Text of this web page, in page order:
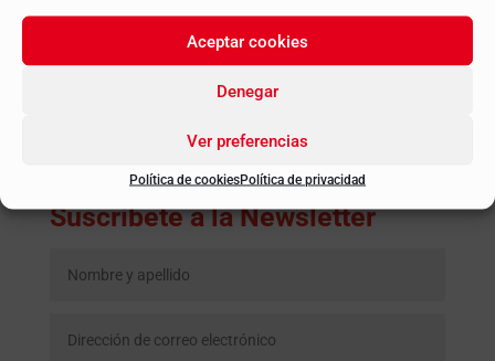
Aceptar cookies
Denegar
Ver preferencias
Política de cookiesPolítica de privacidad
11:30 – 12:00h: Preguntas y cierre.
Volver a todos los post
Suscríbete a la Newsletter